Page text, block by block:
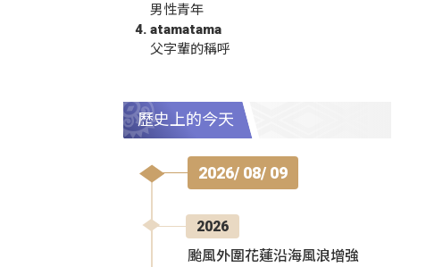
男性青年
atamatama
父字輩的稱呼
歷史上的今天
2026/ 08/ 09
2026
颱風外圍花蓮沿海風浪增強